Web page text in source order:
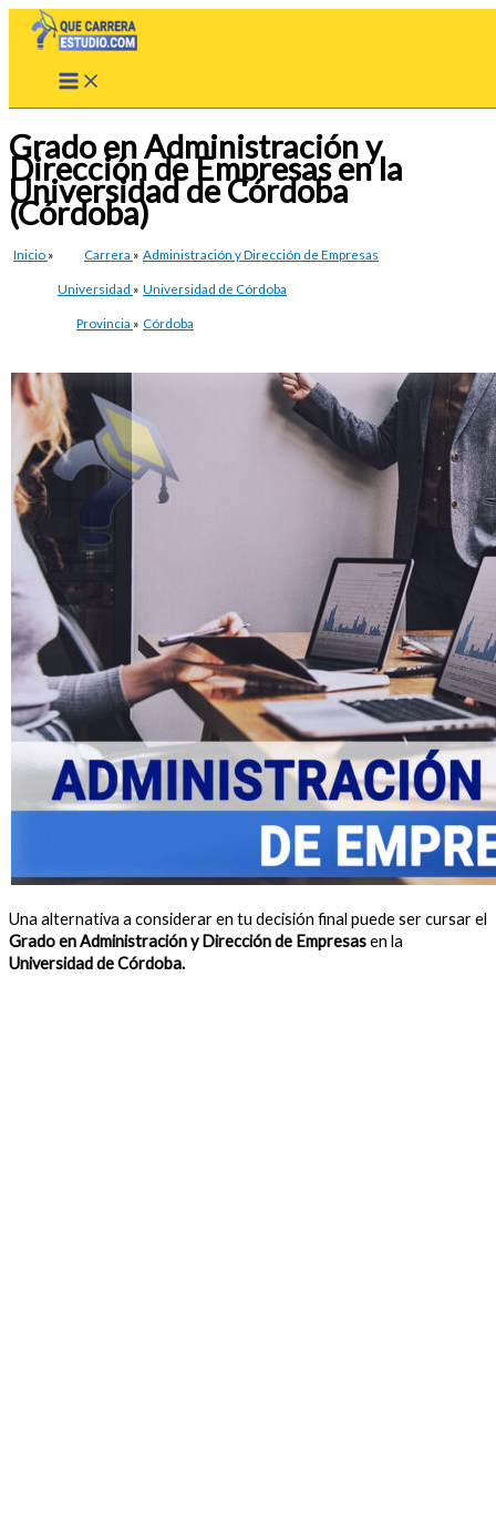
Grado en Administración y
Dirección de Empresas en la
Universidad de Córdoba
(Córdoba)
Inicio » Carrera » Administración y Dirección de Empresas
Universidad » Universidad de Córdoba
Provincia » Córdoba
Una alternativa a considerar en tu decisión final puede ser cursar el
Grado en Administración y Dirección de Empresasen la
Universidad de Córdoba.